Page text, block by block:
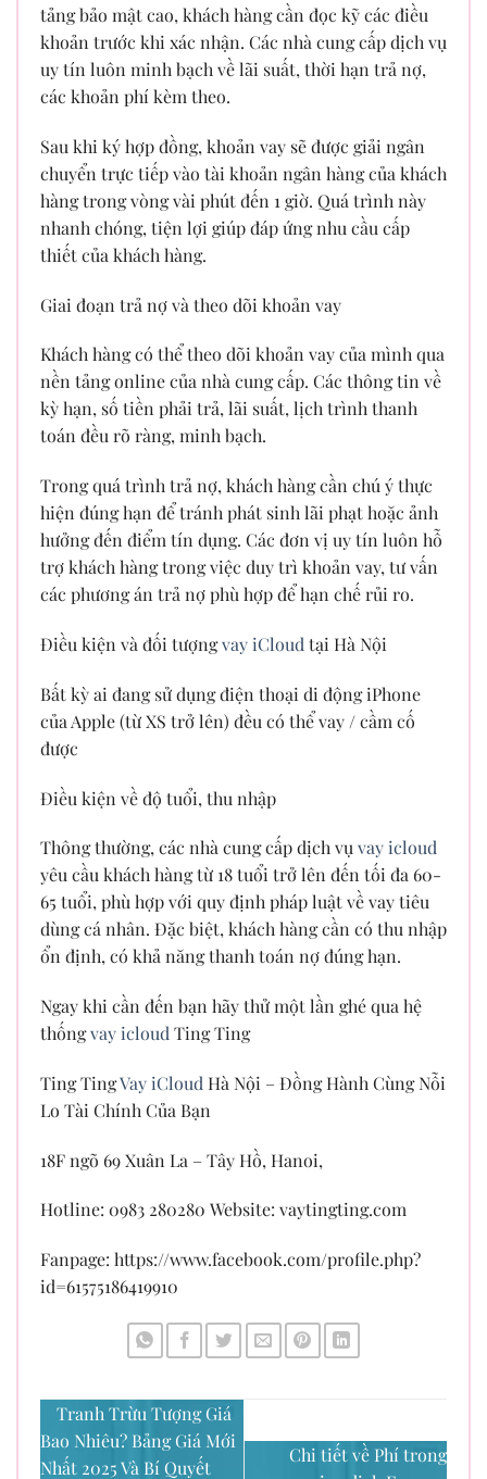
tảng bảo mật cao, khách hàng cần đọc kỹ các điều
khoản trước khi xác nhận. Các nhà cung cấp dịch vụ
uy tín luôn minh bạch về lãi suất, thời hạn trả nợ,
các khoản phí kèm theo.
Sau khi ký hợp đồng, khoản vay sẽ được giải ngân
chuyển trực tiếp vào tài khoản ngân hàng của khách
hàng trong vòng vài phút đến 1 giờ. Quá trình này
nhanh chóng, tiện lợi giúp đáp ứng nhu cầu cấp
thiết của khách hàng.
Giai đoạn trả nợ và theo dõi khoản vay
Khách hàng có thể theo dõi khoản vay của mình qua
nền tảng online của nhà cung cấp. Các thông tin về
kỳ hạn, số tiền phải trả, lãi suất, lịch trình thanh
toán đều rõ ràng, minh bạch.
Trong quá trình trả nợ, khách hàng cần chú ý thực
hiện đúng hạn để tránh phát sinh lãi phạt hoặc ảnh
hưởng đến điểm tín dụng. Các đơn vị uy tín luôn hỗ
trợ khách hàng trong việc duy trì khoản vay, tư vấn
các phương án trả nợ phù hợp để hạn chế rủi ro.
Điều kiện và đối tượngvay iCloud tại Hà Nội
Bất kỳ ai đang sử dụng điện thoại di động iPhone
của Apple (từ XS trở lên) đều có thể vay / cầm cố
được
Điều kiện về độ tuổi, thu nhập
Thông thường, các nhà cung cấp dịch vụvay icloud
yêu cầu khách hàng từ 18 tuổi trở lên đến tối đa 60-
65 tuổi, phù hợp với quy định pháp luật về vay tiêu
dùng cá nhân. Đặc biệt, khách hàng cần có thu nhập
ổn định, có khả năng thanh toán nợ đúng hạn.
Ngay khi cần đến bạn hãy thử một lần ghé qua hệ
thốngvay icloud Ting Ting
Ting TingVay iCloud Hà Nội – Đồng Hành Cùng Nỗi
Lo Tài Chính Của Bạn
18F ngõ 69 Xuân La – Tây Hồ, Hanoi,
Hotline: 0983 280280 Website: vaytingting.com
Fanpage: https://www.facebook.com/profile.php?
id=61575186419910
Tranh Trừu Tượng Giá
Bao Nhiêu? Bảng Giá Mới
Nhất 2025 Và Bí Quyết
Chi tiết về Phí trong